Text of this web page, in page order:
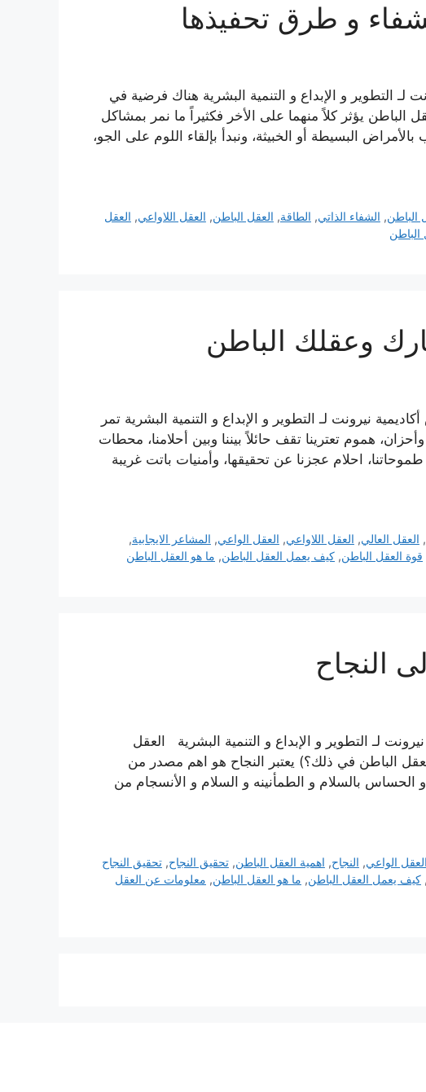
و طرق تحفيذها
لـ التطوير و الإبداع و التنمية البشرية هناك فرضية في
الباطن يؤثر كلاً منهما على الأخر فكثيراً ما نمر بمشاكل
البسيطة أو الخبيثة، ونبدأ بإلقاء اللوم على الجو،
الباطن, الشفاء الذاتي, الطاقة, العقل الباطن, العقل اللاواعي, العقل
وعقلك الباطن
نيرونت لـ التطوير و الإبداع و التنمية البشرية تمر
هموم تعترينا تقف حائلاً بيننا وبين أحلامنا، محطات
احلام عجزنا عن تحقيقها، وأمنيات باتت غريبة
, العقل العالي, العقل اللاواعي, العقل الواعي, المشاعر الايجابية,
قوة العقل الباطن, كيف يعمل العقل الباطن, ما هو العقل الباطن
النجاح
لـ التطوير و الإبداع و التنمية البشرية العقل
الباطن في ذلك؟) يعتبر النجاح هو اهم مصدر من
بالسلام و الطمأنينه و السلام و الأنسجام من
العقل الواعي, النجاح, اهمية العقل الباطن,تحقيق النجاح,تحقيق النجاح
, كيف يعمل العقل الباطن, ما هو العقل الباطن, معلومات عن العقل